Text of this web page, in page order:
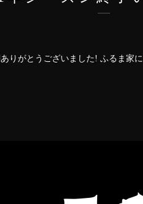
りがとうございました! ふるま家